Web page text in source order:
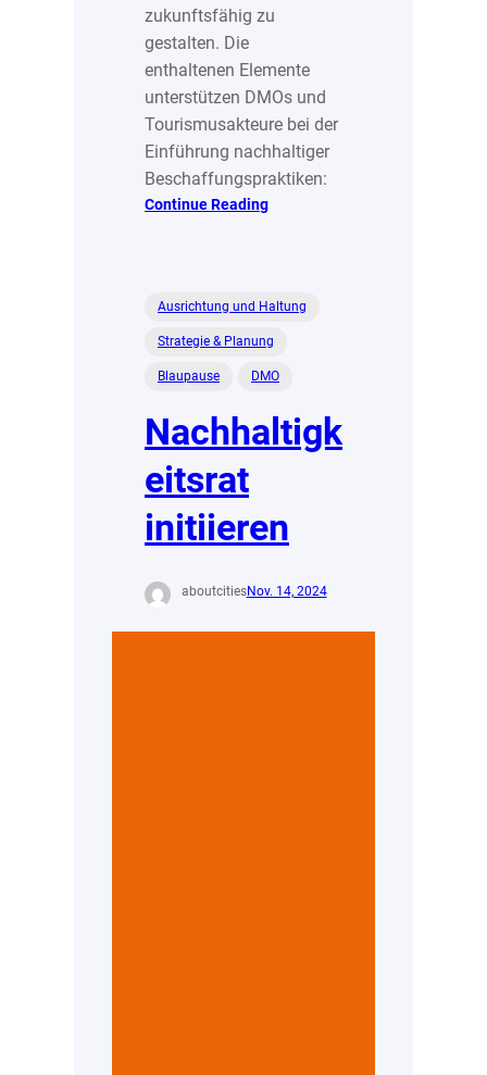
zukunftsfähig zu
gestalten. Die
enthaltenen Elemente
unterstützen DMOs und
Tourismusakteure bei der
Einführung nachhaltiger
Beschaffungspraktiken:
Continue Reading:
Ausrichtung und Haltung
Strategie & Planung
Blaupause DMO
Nachhaltigk
eitsrat
initiieren
aboutcitiesNov. 14, 2024